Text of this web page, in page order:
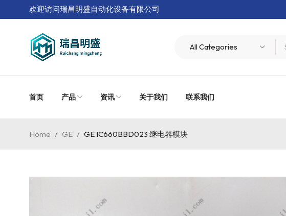
欢迎访问瑞昌明盛自动化设备有限公司
首页 产品 资讯 关于我们 联系我们
Home / GE / GE IC660BBD023 继电器模块